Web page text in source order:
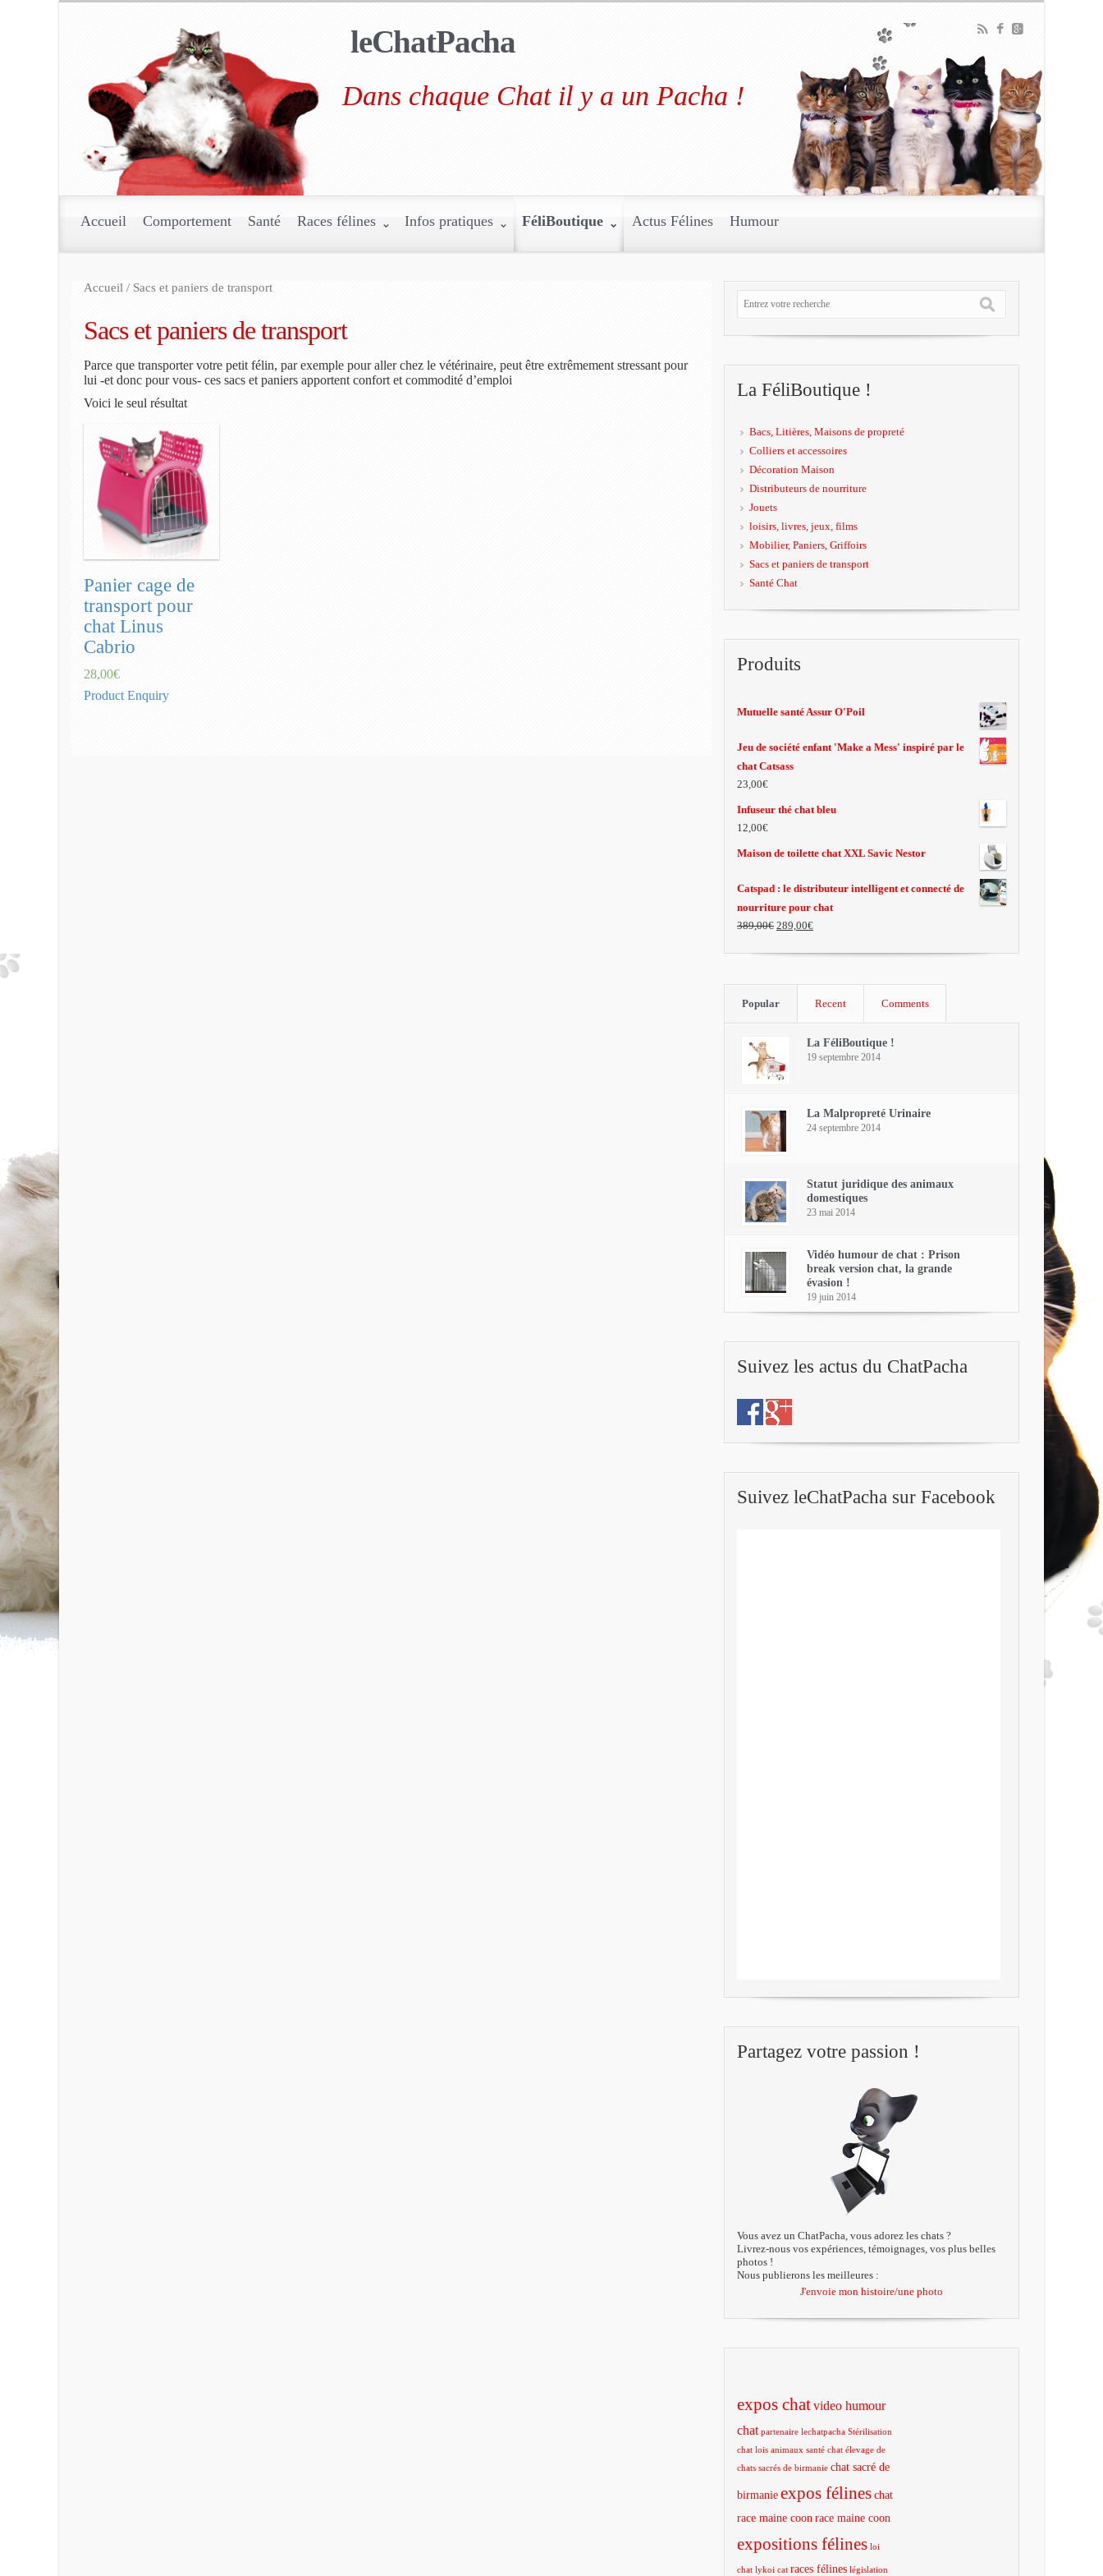
leChatPacha
Dans chaque Chat il y a un Pacha !
Accueil Comportement Santé Races félines Infos pratiques FéliBoutique Actus Félines Humour
Accueil / Sacs et paniers de transport
Sacs et paniers de transport
Parce que transporter votre petit félin, par exemple pour aller chez le vétérinaire, peut être extrêmement stressant pour
lui -et donc pour vous- ces sacs et paniers apportent confort et commodité d’emploi
Voici le seul résultat
Panier cage de
transport pour
chat Linus
Cabrio
28,00€
Product Enquiry
La FéliBoutique !
Bacs, Litières, Maisons de propreté
Colliers et accessoires
Décoration Maison
Distributeurs de nourriture
Jouets
loisirs, livres, jeux, films
Mobilier, Paniers, Griffoirs
Sacs et paniers de transport
Santé Chat
Produits
Mutuelle santé Assur O'Poil
Jeu de société enfant 'Make a Mess' inspiré par le
chat Catsass
23,00€
Infuseur thé chat bleu
12,00€
Maison de toilette chat XXL Savic Nestor
Catspad : le distributeur intelligent et connecté de
nourriture pour chat
389,00€ 289,00€
Popular Recent Comments
La FéliBoutique !
19 septembre 2014
La Malpropreté Urinaire
24 septembre 2014
Statut juridique des animaux
domestiques
23 mai 2014
Vidéo humour de chat : Prison
break version chat, la grande
évasion !
19 juin 2014
Suivez les actus du ChatPacha
Suivez leChatPacha sur Facebook
Partagez votre passion !
Vous avez un ChatPacha, vous adorez les chats ?
Livrez-nous vos expériences, témoignages, vos plus belles
photos !
Nous publierons les meilleures :
J'envoie mon histoire/une photo
expos chatvideo humour
chat partenaire lechatpacha Stérilisation
chat lois animaux santé chat élevage de
chats sacrés de birmanie chat sacré de
birmanie expos félines chat
race maine coon race maine coon
expositions félines loi
chat lykoi cat races félines législation